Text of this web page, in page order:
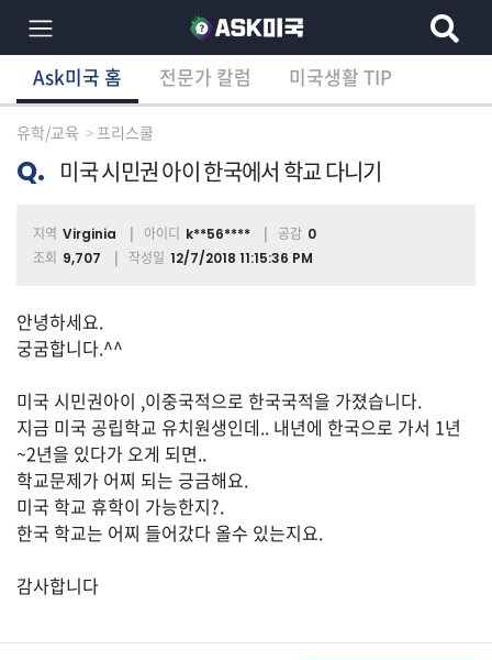
×
분
별
상
담
체
이
민/
비
자
법
률
Ask미국 홈 전문가 칼럼 미국생활 TIP
Ask미국 홈 전문가 칼럼 미국생활 TIP
유학/교육 프리스쿨
Q. 미국 시민권 아이 한국에서 학교 다니기
지역 Virginia 아이디 k**56**** 공감 0
조회 9,707 작성일 12/7/2018 11:15:36 PM
안녕하세요.
궁굼합니다.^^
미국 시민권아이 ,이중국적으로 한국국적을 가졌습니다.
지금 미국 공립학교 유치원생인데.. 내년에 한국으로 가서 1년
~2년을 있다가 오게 되면..
학교문제가 어찌 되는 긍금해요.
미국 학교 휴학이 가능한지?.
한국 학교는 어찌 들어갔다 올수 있는지요.
감사합니다